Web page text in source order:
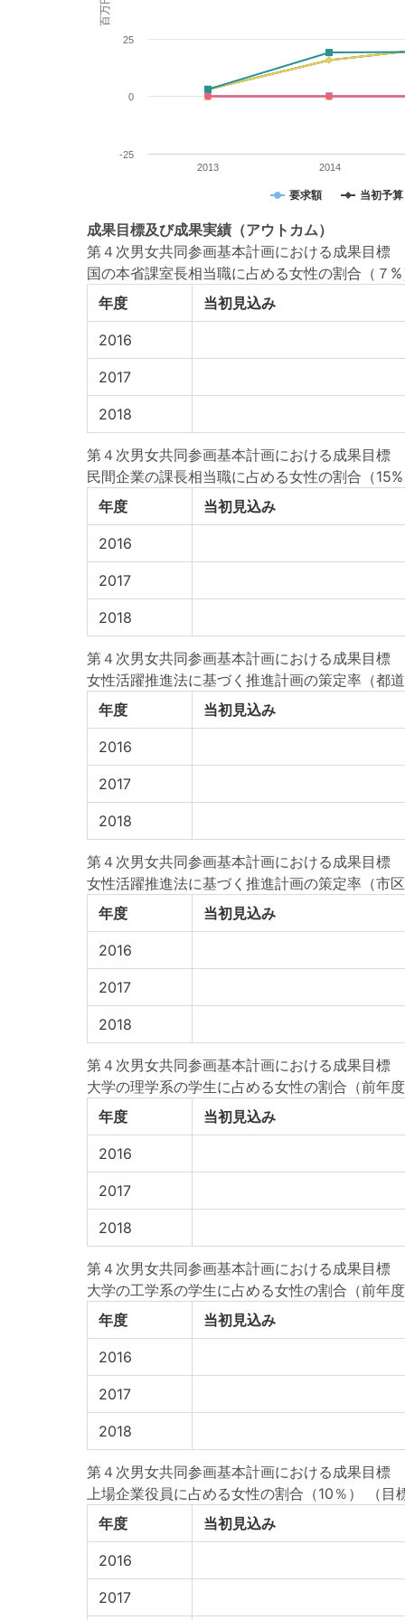
百万円
要求額 当初予算
2013 2014
-25
0
25
成果目標及び成果実績 （アウトカム）
第４次男女共同参画基本計画における成果目標
国の本省課室長相当職に占める女性の割合（７
年度
当初見込み
2016
2017
2018
第４次男女共同参画基本計画における成果目標
民間企業の課長相当職に占める女性の割合（
年度
当初見込み
2016
2017
2018
第４次男女共同参画基本計画における成果目標
女性活躍推進法に基づく推進計画の策定率（都
年度
当初見込み
2016
2017
2018
第４次男女共同参画基本計画における成果目標
女性活躍推進法に基づく推進計画の策定率（市
年度
当初見込み
2016
2017
2018
第４次男女共同参画基本計画における成果目標
大学の理学系の学生に占める女性の割合（前年
年度
当初見込み
2016
2017
2018
第４次男女共同参画基本計画における成果目標
大学の工学系の学生に占める女性の割合（前年
年度
当初見込み
2016
2017
2018
第４次男女共同参画基本計画における成果目標
上場企業役員に占める女性の割合（10％）
（
年度
当初見込み
2016
2017